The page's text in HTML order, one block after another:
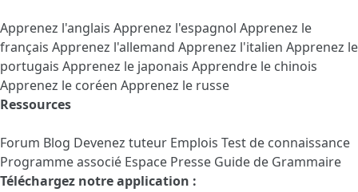
Apprenez l'anglais Apprenez l'espagnol Apprenez le
français Apprenez l'allemand Apprenez l'italien Apprenez le
portugais Apprenez le japonais Apprendre le chinois
Apprenez le coréen Apprenez le russe
Ressources
Forum Blog Devenez tuteur Emplois Test de connaissance
Programme associé Espace Presse Guide de Grammaire
Téléchargez notre application :